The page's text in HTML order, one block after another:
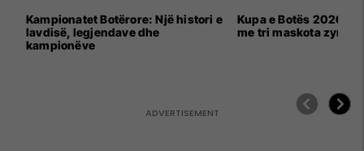
Kampionatet Botërore: Një histori e
lavdisë, legjendave dhe
kampionëve
Kupa e Botës 2026
me tri maskota zyrtare